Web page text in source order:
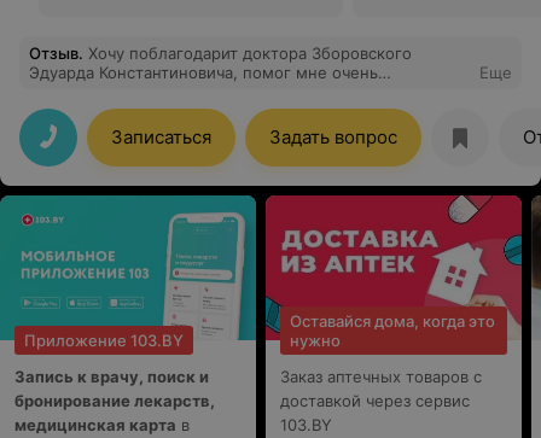
Отзыв. Хочу поблагодарит доктора Зборовского
Эдуарда Константиновича, помог мне очень
задолго до отпуска скрутило спину, что не мог
разогнуться.. начал сразу принимать все меры для
устранения болей.. перепробовал все начиная от
блокады, заканчиваю различными физиотерапиями и
таблетками, которые не помогали от слова совсем.
Далее мне порекомендовали сходить к мануалу, как
последний шанс на успех. Сразу же после первого
сеанса стало значительно легче, после второго сеанса
я уже смог двигаться в своем привычном ритме.
Еще
Записаться Задать вопрос
Приложение 103.BY
Запись к врачу, поиск и
бронирование лекарств,
медицинская карта в
Оставайся дома, когда это
нужно
Заказ аптечных товаров с
доставкой через сервис
103.BY